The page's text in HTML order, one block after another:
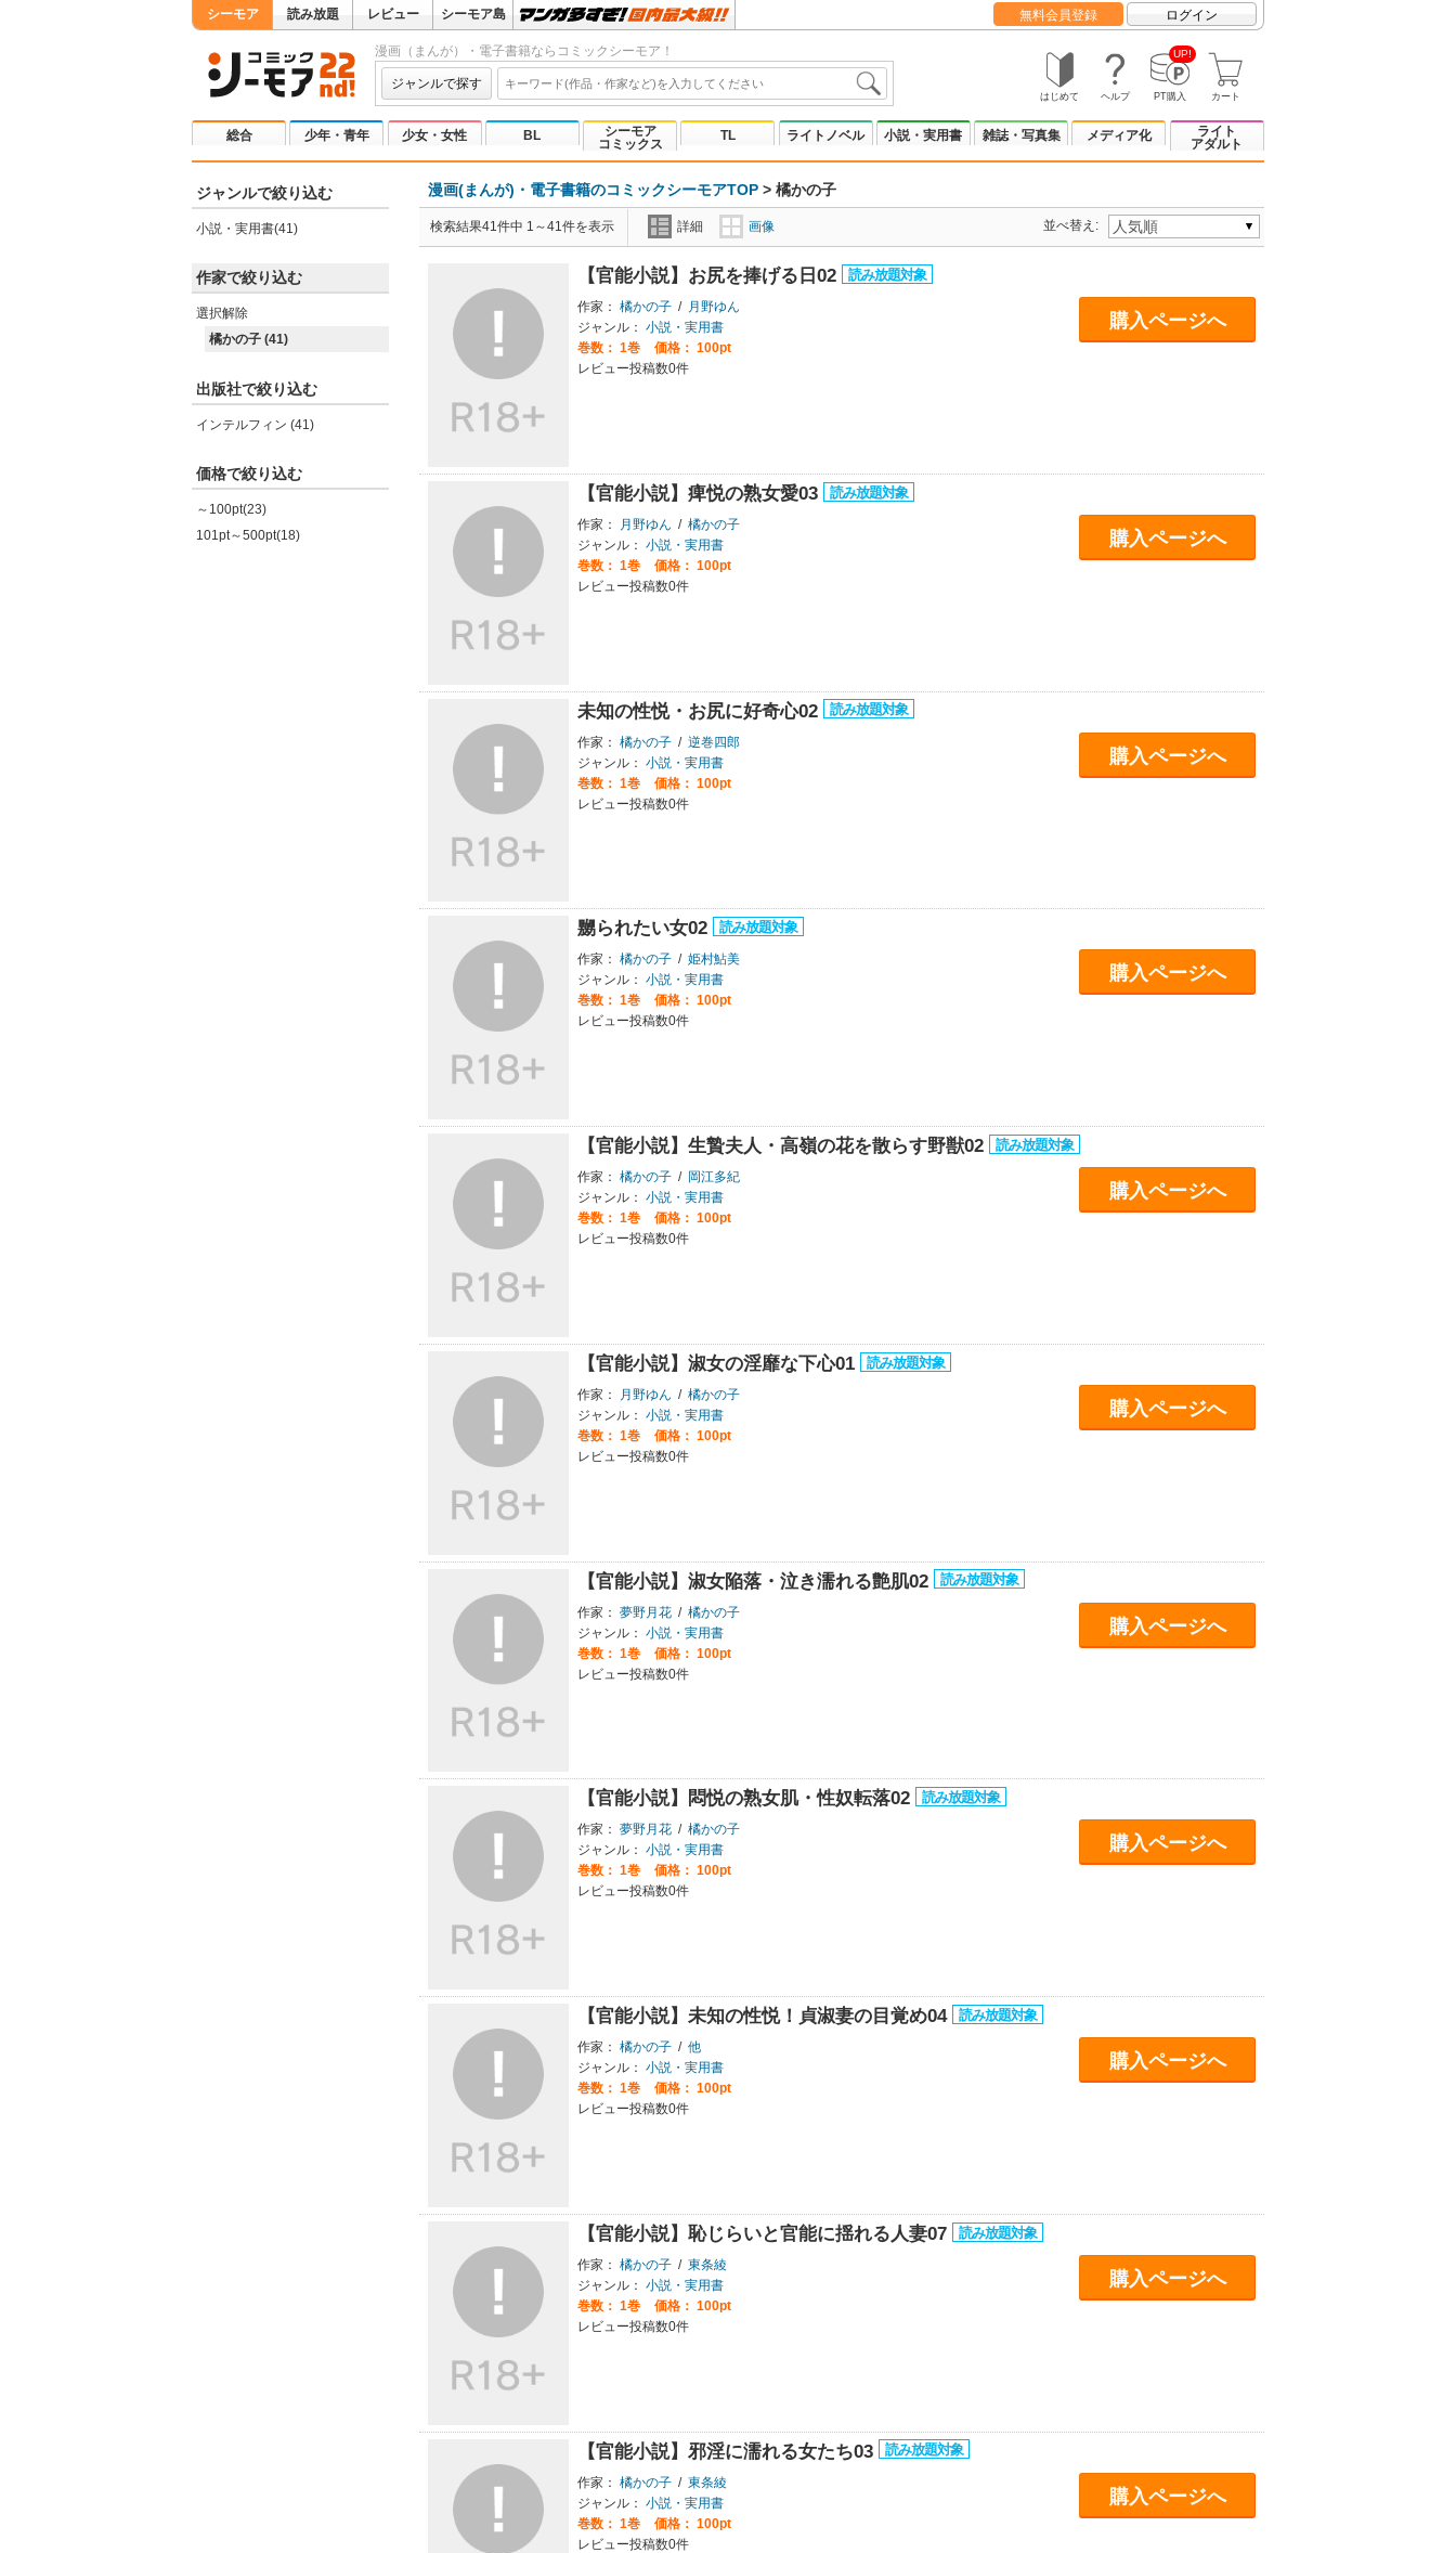
シーモア 読み放題 レビュー シーモア島 無料会員登録 ログイン
漫画（まんが）・電子書籍ならコミックシーモア！
ジャンルで探す
はじめて ヘルプ
UP!
PT購入 カート
総合 少年・青年 少女・女性 BL
シーモア
コミックス
TL ライトノベル 小説・実用書 雑誌・写真集 メディア化
ライト
アダルト
ジャンルで絞り込む
小説・実用書(41)
作家で絞り込む
選択解除
橘かの子 (41)
出版社で絞り込む
インテルフィン (41)
価格で絞り込む
～100pt(23)
101pt～500pt(18)
漫画(まんが)・電子書籍のコミックシーモアTOP > 橘かの子
検索結果41件中 1～41件を表示 詳細 画像 並べ替え:
【官能小説】お尻を捧げる日02
作家： 橘かの子 /
月野ゆん
ジャンル： 小説・実用書
巻数： 1巻
価格： 100pt
レビュー投稿数0件
購入ページへ
【官能小説】痺悦の熟女愛03
作家： 月野ゆん / 橘かの子
ジャンル： 小説・実用書
巻数： 1巻
価格： 100pt
レビュー投稿数0件
購入ページへ
未知の性悦・お尻に好奇心02
作家： 橘かの子 / 逆巻四郎
ジャンル： 小説・実用書
巻数： 1巻
価格： 100pt
レビュー投稿数0件
購入ページへ
嬲られたい女02
作家： 橘かの子 / 姫村鮎美
ジャンル： 小説・実用書
巻数： 1巻
価格： 100pt
レビュー投稿数0件
購入ページへ
【官能小説】生贄夫人・高嶺の花を散らす野獣02
作家： 橘かの子 /
岡江多紀
ジャンル： 小説・実用書
巻数： 1巻
価格： 100pt
レビュー投稿数0件
購入ページへ
【官能小説】淑女の淫靡な下心01
作家： 月野ゆん / 橘かの子
ジャンル： 小説・実用書
巻数： 1巻
価格： 100pt
レビュー投稿数0件
購入ページへ
【官能小説】淑女陥落・泣き濡れる艶肌02
作家： 夢野月花 / 橘かの子
ジャンル： 小説・実用書
巻数： 1巻
価格： 100pt
レビュー投稿数0件
購入ページへ
【官能小説】悶悦の熟女肌・性奴転落02
作家： 夢野月花 / 橘かの子
ジャンル： 小説・実用書
巻数： 1巻
価格： 100pt
レビュー投稿数0件
購入ページへ
【官能小説】未知の性悦！貞淑妻の目覚め04
作家： 橘かの子 / 他
ジャンル： 小説・実用書
巻数： 1巻
価格： 100pt
レビュー投稿数0件
購入ページへ
【官能小説】恥じらいと官能に揺れる人妻07
作家： 橘かの子 / 東条綾
ジャンル： 小説・実用書
巻数： 1巻
価格： 100pt
レビュー投稿数0件
購入ページへ
【官能小説】邪淫に濡れる女たち03
作家： 橘かの子 / 東条綾
ジャンル： 小説・実用書
巻数： 1巻
価格： 100pt
レビュー投稿数0件
購入ページへ